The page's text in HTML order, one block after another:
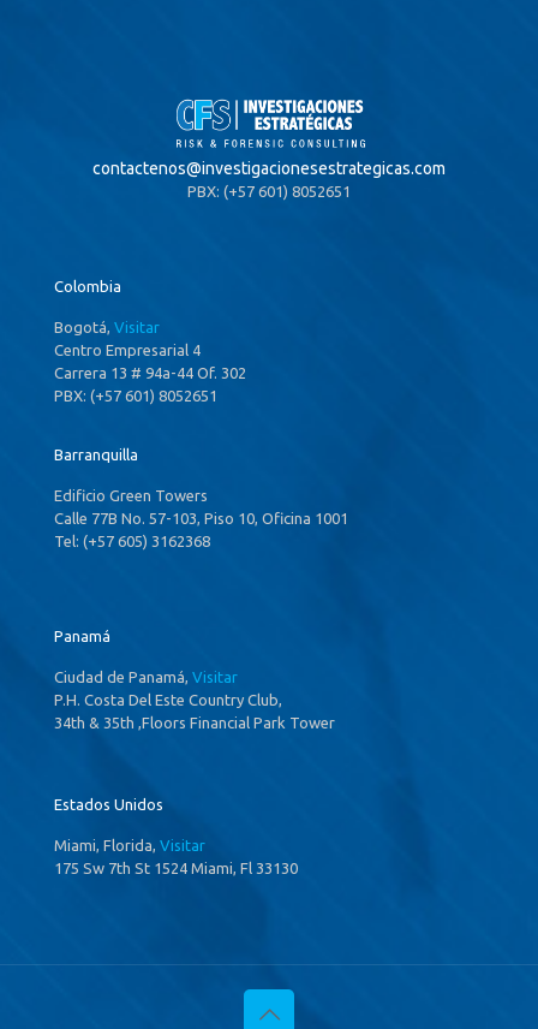
contactenos@investigacionesestrategicas.com
PBX: (+57 601) 8052651
Colombia
Bogotá, Visitar
Centro Empresarial 4
Carrera 13 # 94a-44 Of. 302
PBX: (+57 601) 8052651
Barranquilla
Edificio Green Towers
Calle 77B No. 57-103, Piso 10, Oficina 1001
Tel: (+57 605) 3162368
Panamá
Ciudad de Panamá, Visitar
P.H. Costa Del Este Country Club,
34th & 35th ,Floors Financial Park Tower
Estados Unidos
Miami, Florida, Visitar
175 Sw 7th St 1524 Miami, Fl 33130